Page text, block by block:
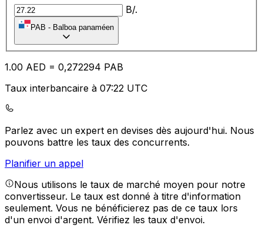
B/.
PAB - Balboa panaméen
1.00 AED = 0,272294 PAB
Taux interbancaire à 07:22 UTC
Parlez avec un expert en devises dès aujourd'hui. Nous
pouvons battre les taux des concurrents.
Planifier un appel
Nous utilisons le taux de marché moyen pour notre
convertisseur. Le taux est donné à titre d'information
seulement. Vous ne bénéficierez pas de ce taux lors
d'un envoi d'argent. Vérifiez les taux d'envoi.